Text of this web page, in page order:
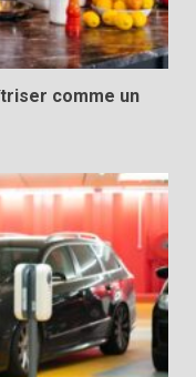
comme un